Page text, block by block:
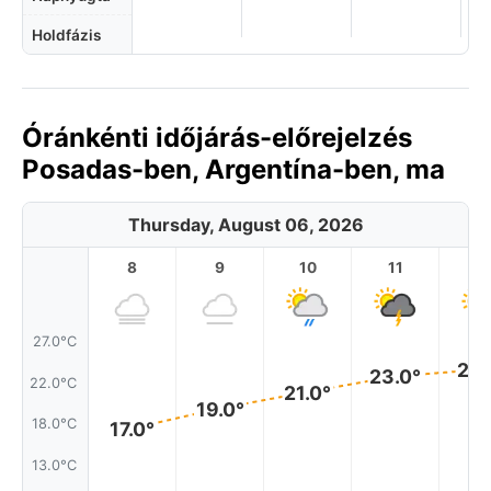
Holdfázis
Óránkénti időjárás-előrejelzés
Posadas-ben, Argentína-ben, ma
Thursday, August 06, 2026
27.0°C
22.0°C
18.0°C
13.0°C
8
17.0°
9
19.0°
10
21.0°
11
23.0°